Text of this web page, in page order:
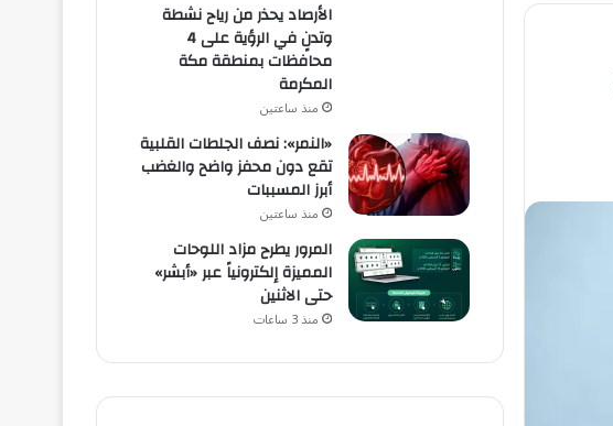
الأرصاد يحذر من رياح نشطة
وتدنٍ في الرؤية على 4
محافظات بمنطقة مكة
المكرمة
منذ ساعتين
«النمر»: نصف الجلطات القلبية
تقع دون محفز واضح والغضب
أبرز المسببات
منذ ساعتين
المرور يطرح مزاد اللوحات
المميزة إلكترونياً عبر «أبشر»
حتى الاثنين
منذ 3 ساعات